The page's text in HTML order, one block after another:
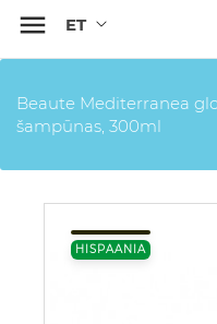

Beaute Mediterranea
šampūnas, 300ml
HISPAANIA